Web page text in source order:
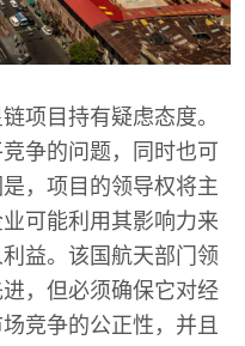
项目持有疑虑态度。
争的问题，同时也可
，项目的领导权将主
可能利用其影响力来
益。该国航天部门领
，但必须确保它对经
竞争的公正性，并且